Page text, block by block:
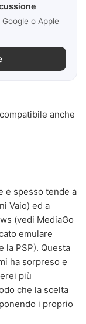
o Apple
anche
e spesso tende a
Vaio) ed a
(vedi MediaGo
emulare
la PSP). Questa
ha sorpreso e
più
che la scelta
i proprio